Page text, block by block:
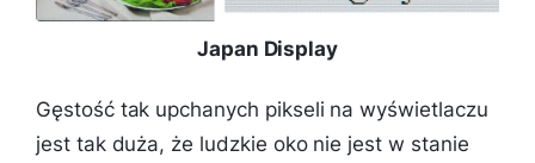
Japan Display
Gęstość tak upchanych pikseli na wyświetlaczu
jest tak duża, że ludzkie oko nie jest w stanie